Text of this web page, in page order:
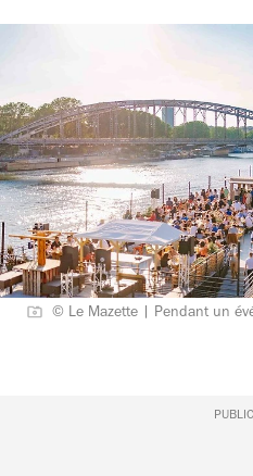
© Le Mazette | Pendant un